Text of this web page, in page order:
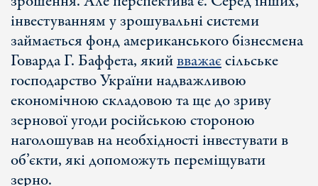
інвестуванням у зрошувальні системи
займається фонд американського бізнесмена
Говарда Г. Баффета, якийвважаєсільське
господарство України надважливою
економічною складовою та ще до зриву
зернової угоди російською стороною
наголошував на необхідності інвестувати в
об’єкти, які допоможуть переміщувати
зерно.